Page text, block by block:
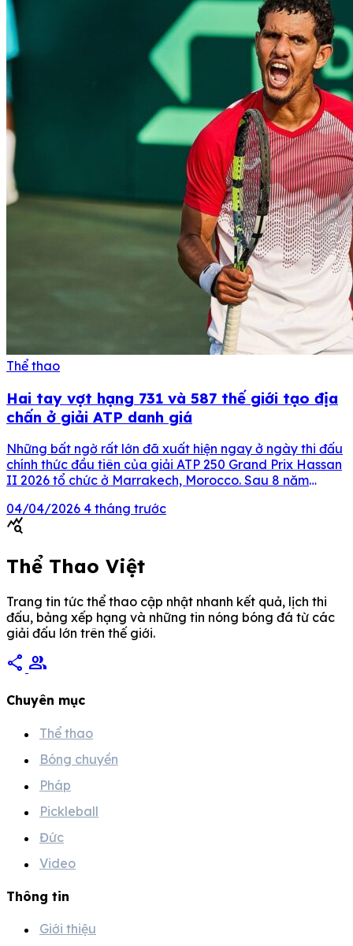
Thể thao
Hai tay vợt hạng 731 và 587 thế giới tạo địa
chấn ở giải ATP danh giá
Những bất ngờ rất lớn đã xuất hiện ngay ở ngày thi đấu
chính thức đầu tiên của giải ATP 250 Grand Prix Hassan
II 2026 tổ chức ở Marrakech, Morocco. Sau 8 năm
Morocco đã có một ngày lịch sử khi hai tay vợt […]
04/04/2026 4 tháng trước
query_stats
Thể Thao Việt
Trang tin tức thể thao cập nhật nhanh kết quả, lịch thi
đấu, bảng xếp hạng và những tin nóng bóng đá từ các
giải đấu lớn trên thế giới.
share group
Chuyên mục
Thể thao
Bóng chuyền
Pháp
Pickleball
Đức
Video
Thông tin
Giới thiệu